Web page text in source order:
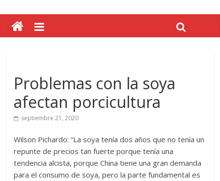
Problemas con la soya
afectan porcicultura
septiembre 21, 2020
Wilson Pichardo: “La soya tenía dos años que no tenía un
repunte de precios tan fuerte porque tenía una
tendencia alcista, porque China tiene una gran demanda
para el consumo de soya, pero la parte fundamental es